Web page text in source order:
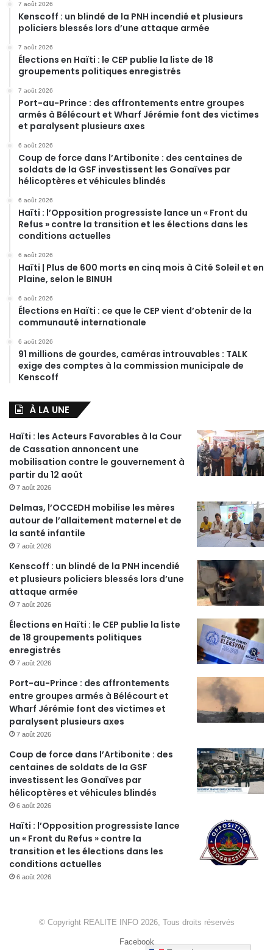
7 août 2026
Kenscoff : un blindé de la PNH incendié et plusieurs
policiers blessés lors d’une attaque armée
7 août 2026
Élections en Haïti : le CEP publie la liste de 18
groupements politiques enregistrés
7 août 2026
Port-au-Prince : des affrontements entre groupes
armés à Bélécourt et Wharf Jérémie font des victimes
et paralysent plusieurs axes
6 août 2026
Coup de force dans l’Artibonite : des centaines de
soldats de la GSF investissent les Gonaïves par
hélicoptères et véhicules blindés
6 août 2026
Haïti : l’Opposition progressiste lance un « Front du
Refus » contre la transition et les élections dans les
conditions actuelles
6 août 2026
Haïti | Plus de 600 morts en cinq mois à Cité Soleil et en
Plaine, selon le BINUH
6 août 2026
Élections en Haïti : ce que le CEP vient d’obtenir de la
communauté internationale
6 août 2026
91 millions de gourdes, caméras introuvables : TALK
exige des comptes à la commission municipale de
Kenscoff
À LA UNE
Haïti : les Acteurs Favorables à la Cour
de Cassation annoncent une
mobilisation contre le gouvernement à
partir du 12 août
7 août 2026
Delmas, l’OCCEDH mobilise les mères
autour de l’allaitement maternel et de
la santé infantile
7 août 2026
Kenscoff : un blindé de la PNH incendié
et plusieurs policiers blessés lors d’une
attaque armée
7 août 2026
Élections en Haïti : le CEP publie la liste
de 18 groupements politiques
enregistrés
7 août 2026
Port-au-Prince : des affrontements
entre groupes armés à Bélécourt et
Wharf Jérémie font des victimes et
paralysent plusieurs axes
7 août 2026
Coup de force dans l’Artibonite : des
centaines de soldats de la GSF
investissent les Gonaïves par
hélicoptères et véhicules blindés
6 août 2026
Haïti : l’Opposition progressiste lance
un « Front du Refus » contre la
transition et les élections dans les
conditions actuelles
6 août 2026
© Copyright REALITE INFO 2026, Tous droits réservés
Facebook